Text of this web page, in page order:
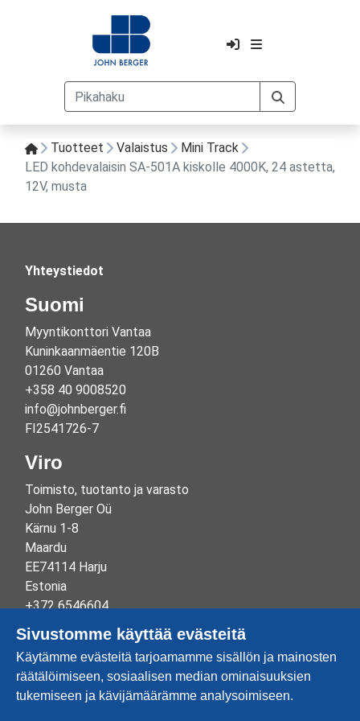
Tuotteet Valaistus
Mini Track
LED kohdevalaisin SA-501A kiskolle 4000K, 24 astetta,
12V, musta
Yhteystiedot
Suomi
Myyntikonttori Vantaa
Kuninkaanmäentie 120B
01260 Vantaa
+358 40 9008520
info@johnberger.fi
FI2541726-7
Viro
Toimisto, tuotanto ja varasto
John Berger Oü
Kärnu 1-8
Maardu
EE74114 Harju
Estonia
+372 6546604
info@johnberger.ee
Reg.nr 10265834
EE100332513
Sivustomme käyttää evästeitä
Käytämme evästeitä tarjoamamme sisällön ja mainosten
räätälöimiseen, sosiaalisen median ominaisuuksien
tukemiseen ja kävijämäärämme analysoimiseen.